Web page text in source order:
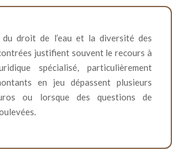
du droit de l’eau et la diversité des
justifient souvent le recours à
spécialisé, particulièrement
en jeu dépassent plusieurs
ou lorsque des questions de